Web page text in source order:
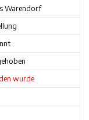
Warendorf
wurde